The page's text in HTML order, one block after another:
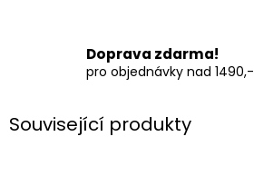
Doprava zdarma!
pro objednávky nad 1490,-
Související produkty